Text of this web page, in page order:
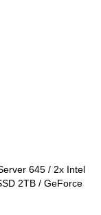
645 / 2x Intel
2TB / GeForce